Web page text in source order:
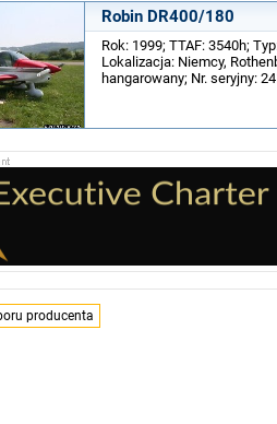
Robin DR400/180
Rok: 1999; TTAF: 3540h;
Lokalizacja: Niemcy,
hangarowany; Nr. seryjny:
producenta